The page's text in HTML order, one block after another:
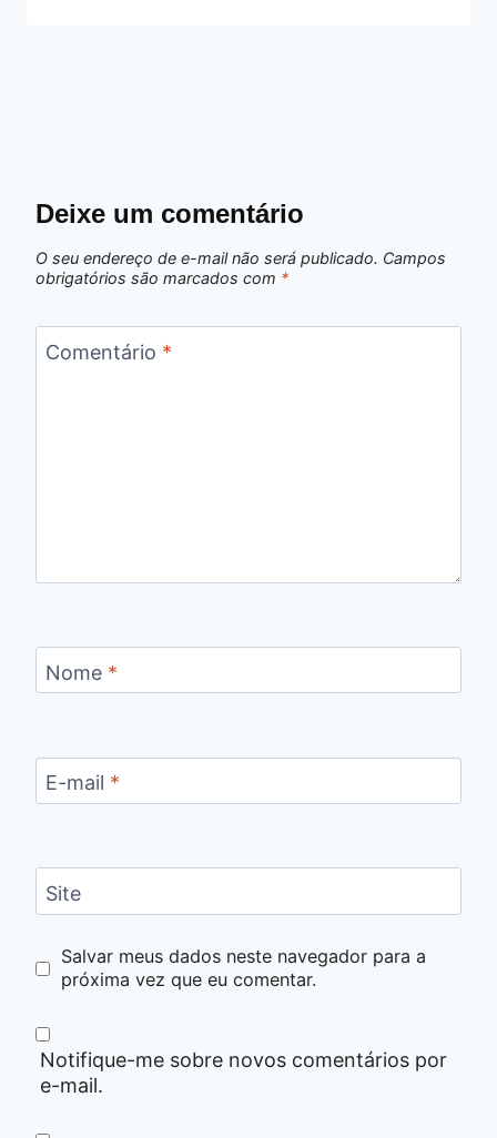
Deixe um comentário
O seu endereço de e-mail não será publicado. Campos
obrigatórios são marcados com *
Comentário *
Nome *
E-mail *
Site
Salvar meus dados neste navegador para a
próxima vez que eu comentar.
Notifique-me sobre novos comentários por
e-mail.